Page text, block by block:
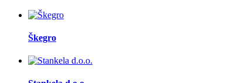
Škegro